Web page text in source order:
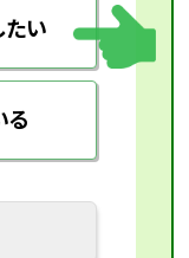
たい
る